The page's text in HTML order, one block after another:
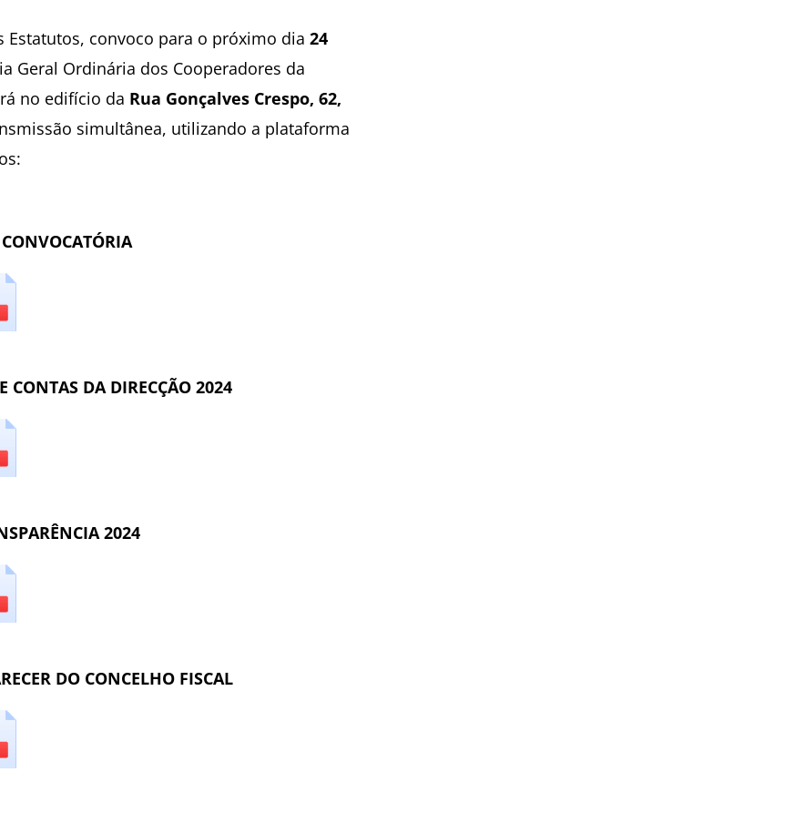
Estatutos, convoco para o próximo dia24
Geral Ordinária dos Cooperadores da
no edifício da Rua Gonçalves Crespo, 62,
simultânea, utilizando a plataforma
CONVOCATÓRIA
CONTAS DA DIRECÇÃO 2024
2024
DO CONCELHO FISCAL